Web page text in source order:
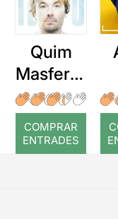
Quim
Masferre
r: Temps
COMPRAR
ENTRADES